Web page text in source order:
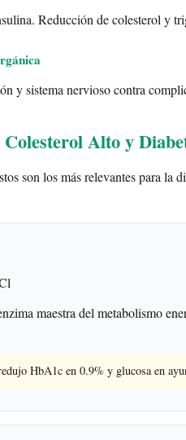
Reducción de colesterol y
y sistema nervioso contra
Alto y
son los más relevantes para la
maestra del metabolismo
HbA1c en 0.9% y glucosa en